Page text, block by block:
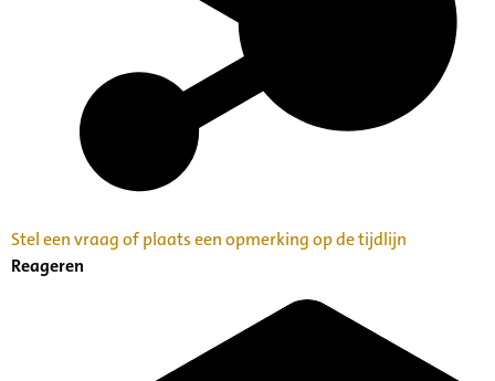
Stel een vraag of plaats een opmerking op de tijdlijn
Reageren